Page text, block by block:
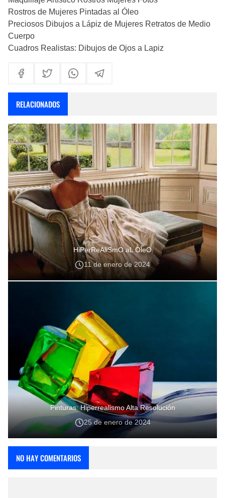
Rostros de Mujeres Pintadas al Óleo
Preciosos Dibujos a Lápiz de Mujeres Retratos de Medio
Cuerpo
Cuadros Realistas: Dibujos de Ojos a Lapiz
RELACIONADOS
HiPerReAliSmO aL OleO
11 de enero de 2024
Pinturas: Hiperrealismo Alta Resolución
25 de enero de 2024
NO HAY COMENTARIOS